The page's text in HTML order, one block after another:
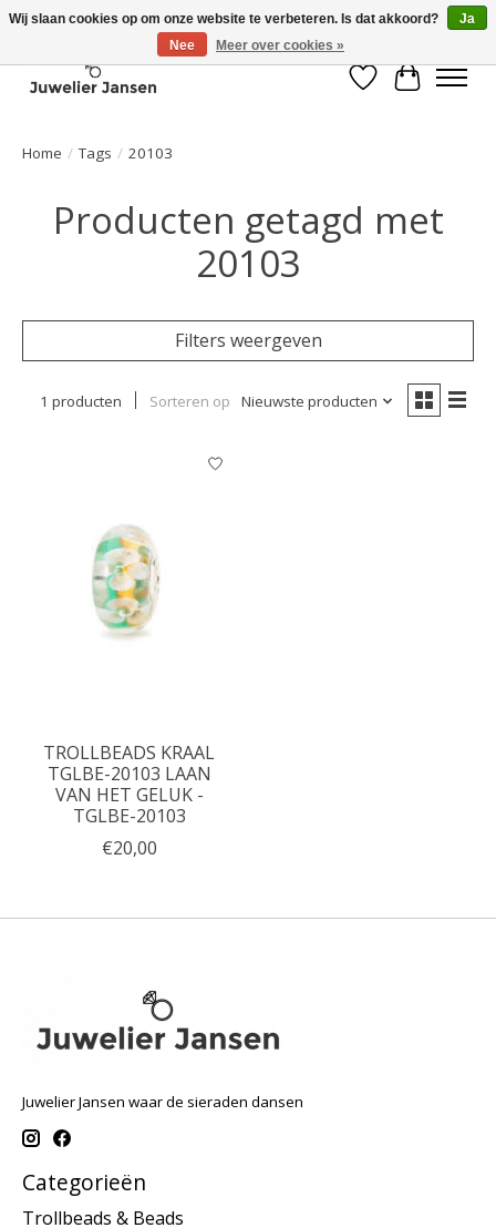
Verlanglijst
Home / Tags / 20103
Producten getagd met
20103
Filters weergeven
1 producten Sorteren op Nieuwste producten
TROLLBEADS KRAAL
TGLBE-20103 LAAN
VAN HET GELUK -
TGLBE-20103
€20,00
Juwelier Jansen waar de sieraden dansen
Categorieën
Trollbeads & Beads
Wij slaan cookies op om onze website te verbeteren. Is dat akkoord?
Ja
Nee
Meer over cookies »